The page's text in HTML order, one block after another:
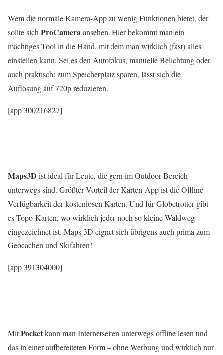
Wem die normale Kamera-App zu wenig Funktionen bietet, der
sollte sich ProCamera ansehen. Hier bekommt man ein
mächtiges Tool in die Hand, mit dem man wirklich (fast) alles
einstellen kann. Sei es den Autofokus, manuelle Belichtung oder
auch praktisch: zum Speicherplatz sparen, lässt sich die
Auflösung auf 720p reduzieren.
[app 300216827]
Maps3D ist ideal für Leute, die gern im Outdoor-Bereich
unterwegs sind. Größter Vorteil der Karten-App ist die Offline-
Verfügbarkeit der kostenlosen Karten. Und für Globetrotter gibt
es Topo-Karten, wo wirklich jeder noch so kleine Waldweg
eingezeichnet ist. Maps 3D eignet sich übrigens auch prima zum
Geocachen und Skifahren!
[app 391304000]
MitPocketkann man Internetseiten unterwegs offline lesen und
das in einer aufbereiteten Form – ohne Werbung und wirklich nur